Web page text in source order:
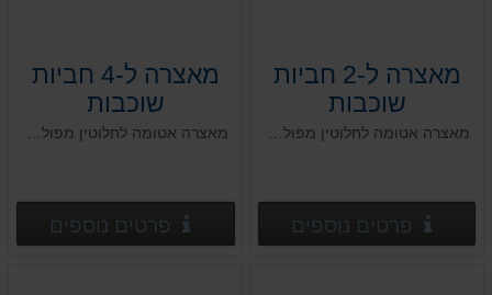
מאצרה ל-2 חביות
שוכבות
מאצרה אטומה לחלוטין מפוליאתילן בצפיפות גבוהה HDPE, לפי הנחיות המשרד להגנת הסביבה
פרטים נוספים פרטים נוספים
מאצרה ל-4 חביות
שוכבות
מאצרה אטומה לחלוטין מפוליאתילן בצפיפות גבוהה HDPE, לפי הנחיות המשרד להגנת הסביבה
פרטים נוספים